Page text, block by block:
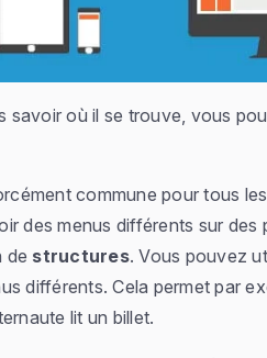
savoir où il se trouve, vous
commune pour tous
des menus différents sur des
de structures. Vous pouvez
différents. Cela permet par
lit un billet.